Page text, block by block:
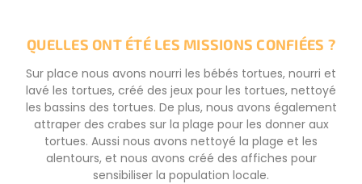
QUELLES ONT ÉTÉ LES MISSIONS CONFIÉES ?
Sur place nous avons nourri les bébés tortues, nourri et
lavé les tortues, créé des jeux pour les tortues, nettoyé
les bassins des tortues. De plus, nous avons également
attraper des crabes sur la plage pour les donner aux
tortues. Aussi nous avons nettoyé la plage et les
alentours, et nous avons créé des affiches pour
sensibiliser la population locale.